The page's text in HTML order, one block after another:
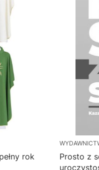
rok
Prosto z